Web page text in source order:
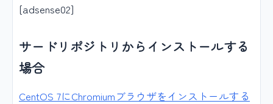
[adsense02]
サードリポジトリからインストールする
場合
CentOS 7にChromiumブラウザをインストールする